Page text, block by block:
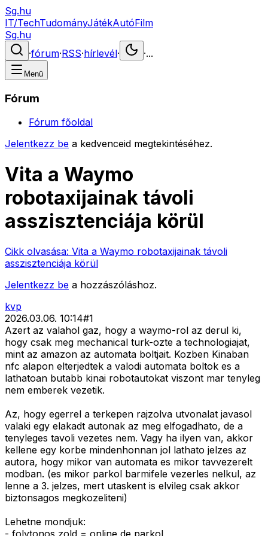
Sg.hu
IT/TechTudományJátékAutóFilm
Sg.hu
·fórum·RSS·hírlevél· ·...
Menü
Fórum
Fórum főoldal
Jelentkezz be a kedvenceid megtekintéséhez.
Vita a Waymo
robotaxijainak távoli
asszisztenciája körül
Cikk olvasása: Vita a Waymo robotaxijainak távoli
asszisztenciája körül
Jelentkezz be a hozzászóláshoz.
kvp
2026.03.06. 10:14#1
Azert az valahol gaz, hogy a waymo-rol az derul ki,
hogy csak meg mechanical turk-ozte a technologiajat,
mint az amazon az automata boltjait. Kozben Kinaban
nfc alapon elterjedtek a valodi automata boltok es a
lathatoan butabb kinai robotautokat viszont mar tenyleg
nem emberek vezetik.
Az, hogy egerrel a terkepen rajzolva utvonalat javasol
valaki egy elakadt autonak az meg elfogadhato, de a
tenyleges tavoli vezetes nem. Vagy ha ilyen van, akkor
kellene egy korbe mindenhonnan jol lathato jelzes az
autora, hogy mikor van automata es mikor tavvezerelt
modban. (es mikor parkol barmifele vezerles nelkul, az
lenne a 3. jelzes, mert utaskent is elvileg csak akkor
biztonsagos megkozeliteni)
Lehetne mondjuk: